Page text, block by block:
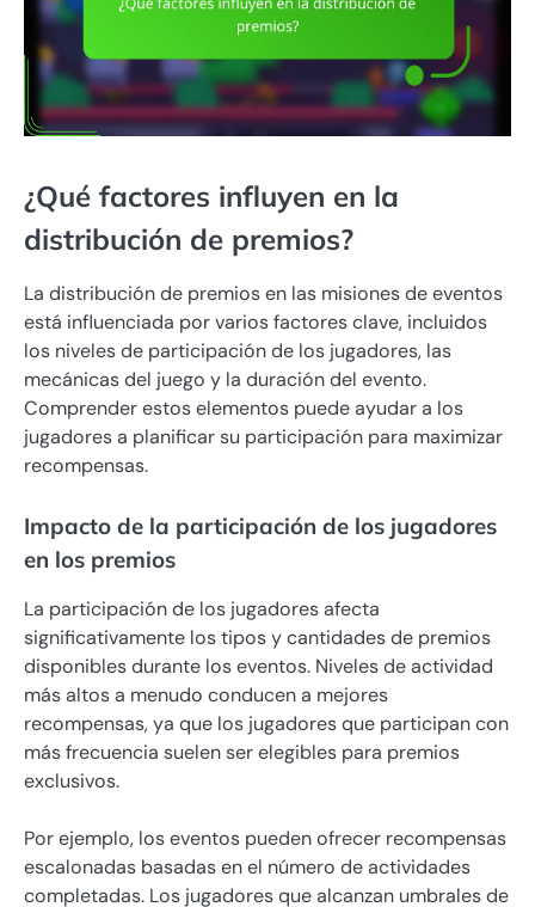
¿Qué factores influyen en la
distribución de premios?
La distribución de premios en las misiones de eventos
está influenciada por varios factores clave, incluidos
los niveles de participación de los jugadores, las
mecánicas del juego y la duración del evento.
Comprender estos elementos puede ayudar a los
jugadores a planificar su participación para maximizar
recompensas.
Impacto de la participación de los jugadores
en los premios
La participación de los jugadores afecta
significativamente los tipos y cantidades de premios
disponibles durante los eventos. Niveles de actividad
más altos a menudo conducen a mejores
recompensas, ya que los jugadores que participan con
más frecuencia suelen ser elegibles para premios
exclusivos.
Por ejemplo, los eventos pueden ofrecer recompensas
escalonadas basadas en el número de actividades
completadas. Los jugadores que alcanzan umbrales de